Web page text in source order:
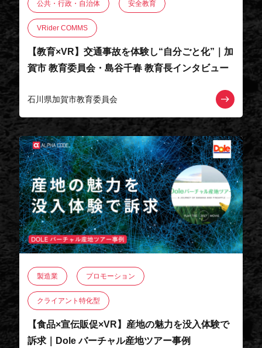
公共・行政・自治体 安全教育
VRider COMMS
【教育×VR】交通事故を体験し“自分ごと化”｜加
賀市 教育委員会・島谷千春 教育長インタビュー
石川県加賀市教育委員会
製造業 プロモーション
クライアント特化型
【食品×宣伝販促×VR】産地の魅力を没入体験で
訴求｜Dole バーチャル産地ツアー事例